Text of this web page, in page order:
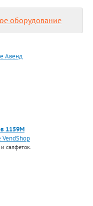
оборудование
Авенд
1159M
VendShop
салфеток.